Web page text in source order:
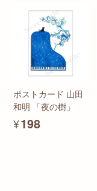
ポストカード 山田
和明 「夜の樹」
¥198